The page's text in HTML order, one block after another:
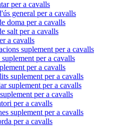
per a cavalls
general per a cavalls
doma per a cavalls
salt per a cavalls
a cavalls
suplement per a cavalls
per a cavalls
per a cavalls
suplement per a cavalls
suplement per a cavalls
per a cavalls
per a cavalls
suplement per a cavalls
per a cavalls